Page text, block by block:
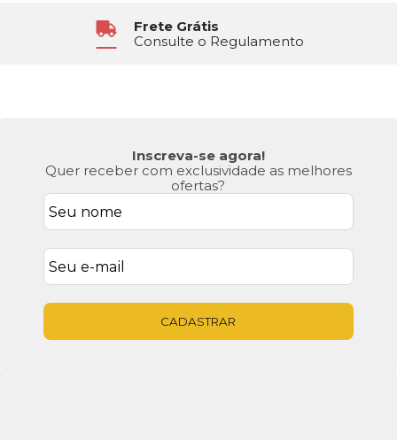
6x Sem Juros
No Cartão de Crédito
Atendimento
Segunda à Sexta das 8h30 às 17h
Inscreva-se agora!
Quer receber com exclusividade as melhores
ofertas?
CADASTRAR